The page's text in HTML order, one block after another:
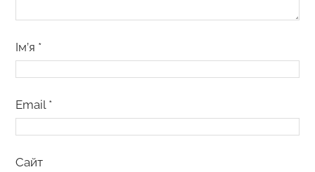
Ім’я *
Email *
Сайт